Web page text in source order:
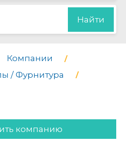
Найти
Компании
/ Фурнитура
компанию